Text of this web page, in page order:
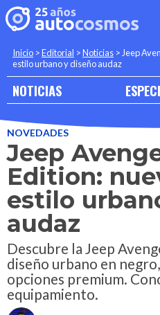
Inicio >Editorial >Noticias >Jeep
estilo urbano y diseño audaz
NOTICIAS
NOVEDADES
Jeep
Edition:
estilo
audaz
Descubre la Jeep
diseño urbano en
opciones premium.
equipamiento.